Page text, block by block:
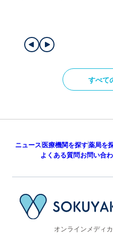
すべて
ニュース医療機関を探す薬局を
よくある質問お問い合
オンラインメディ